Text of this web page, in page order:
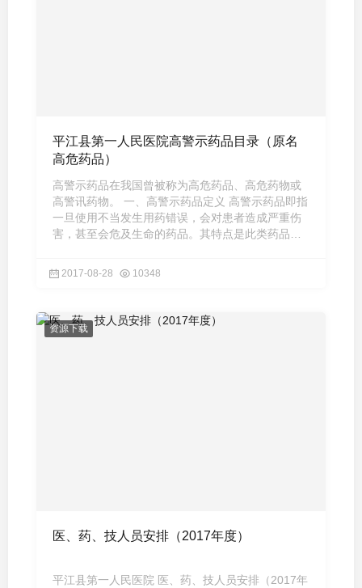
平江县第一人民医院高警示药品目录（原名
高危药品）
高警示药品在我国曾被称为高危药品、高危药物或
高警讯药物。 一、高警示药品定义 高警示药品即指
一旦使用不当发生用药错误，会对患者造成严重伤
害，甚至会危及生命的药品。其特点是此类药品引
2017-08-28 10348
资源下载
医、药、技人员安排（2017年度）
平江县第一人民医院 医、药、技人员安排（2017年